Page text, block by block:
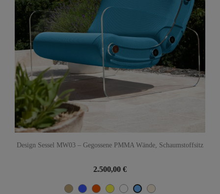
Design Sessel MW03 – Gegossene PMMA Wände, Schaumstoffsitz
2.500,00 €
BeigeBlauOrangeGelbWeißTÜRKISCH-BLAU
Hellbeige